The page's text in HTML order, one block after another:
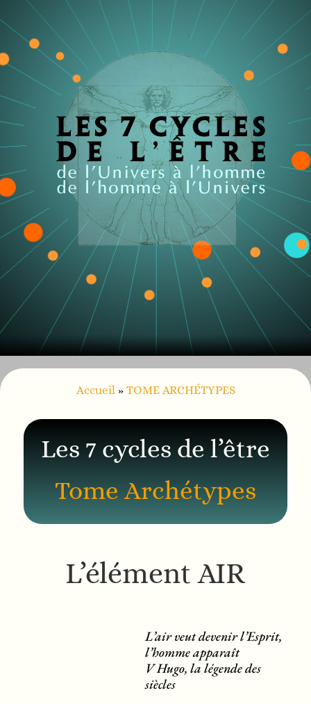
Accueil» TOME ARCHÉTYPES
Les 7 cycles de l’être
Tome Archétypes
L’élément AIR
L’air veut devenir l’Esprit,
l’homme apparaît
V Hugo, la légende des
siècles